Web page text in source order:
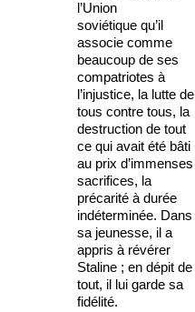
l’Union
soviétique qu’il
associe comme
beaucoup de ses
compatriotes à
l’injustice, la lutte de
tous contre tous, la
destruction de tout
ce qui avait été bâti
au prix d’immenses
sacrifices, la
précarité à durée
indéterminée. Dans
sa jeunesse, il a
appris à révérer
Staline ; en dépit de
tout, il lui garde sa
fidélité.